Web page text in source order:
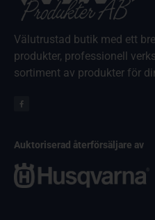
Välutrustad butik med ett
produkter, professionell
sortiment av produkter för
Auktoriserad återförsäljare av